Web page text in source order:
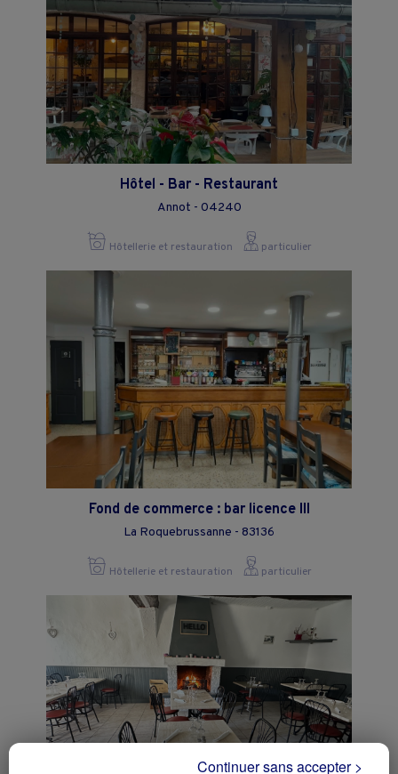
Hôtel - Bar - Restaurant
Annot - 04240
Hôtellerie et restauration particulier
Fond de commerce : bar licence III
La Roquebrussanne - 83136
Hôtellerie et restauration particulier
Continuer sans accepter >